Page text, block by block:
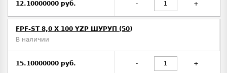
12.10000000 руб. - +
FPF-ST 8,0 X 100 YZP ШУРУП (50)
В наличии
15.10000000 руб. - +